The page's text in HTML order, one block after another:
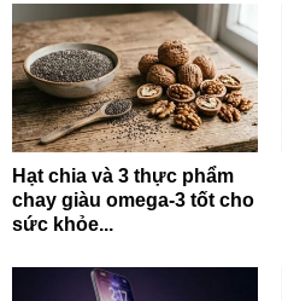
Hạt chia và 3 thực phẩm
chay giàu omega-3 tốt cho
sức khỏe...